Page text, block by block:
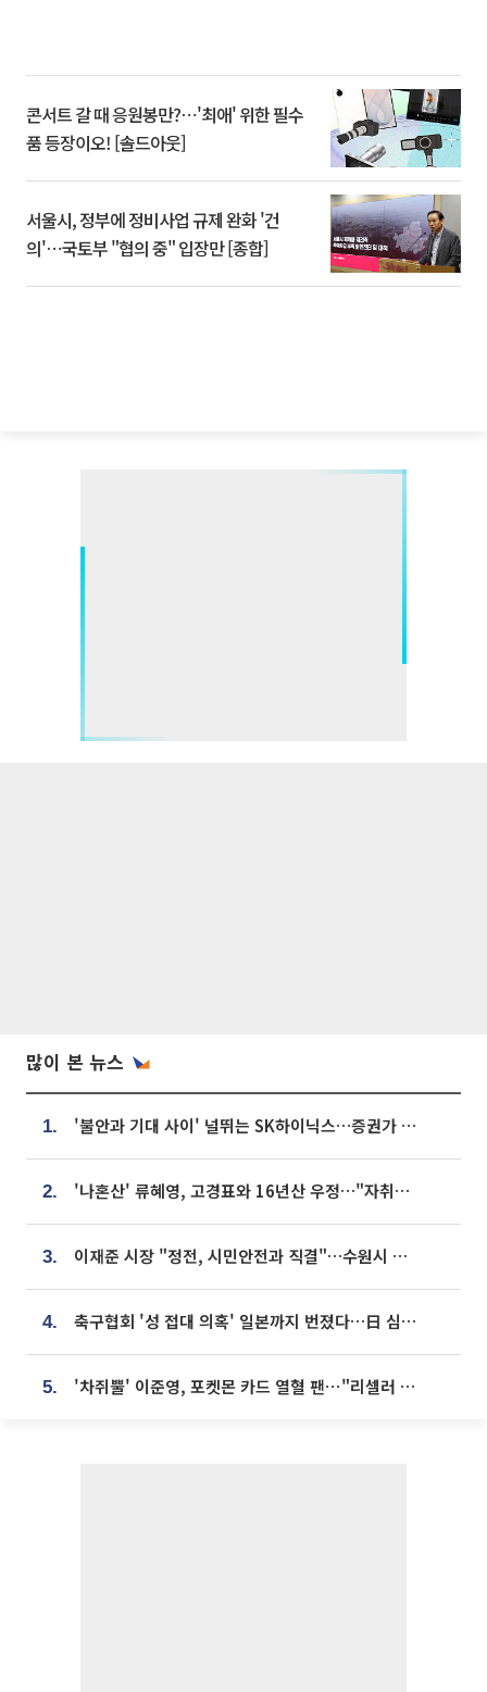
콘서트 갈 때 응원봉만?⋯'최애' 위한 필수
품 등장이오! [솔드아웃]
서울시, 정부에 정비사업 규제 완화 '건
의'⋯국토부 "협의 중" 입장만 [종합]
많이 본 뉴스
1. '불안과 기대 사이' 널뛰는 SK하이닉스…증권가 "HBM4·LTA 기반 펀터멘털 견고"
2. '나혼산' 류혜영, 고경표와 16년산 우정…"자취방서 부모님과 마주쳐"
3. 이재준 시장 "정전, 시민안전과 직결"…수원시 비상대응체계 가동
4. 축구협회 '성 접대 의혹' 일본까지 번졌다…日 심판 실명 공개
5. '차쥐뿔' 이준영, 포켓몬 카드 열혈 팬⋯"리셀러 처단할 것"